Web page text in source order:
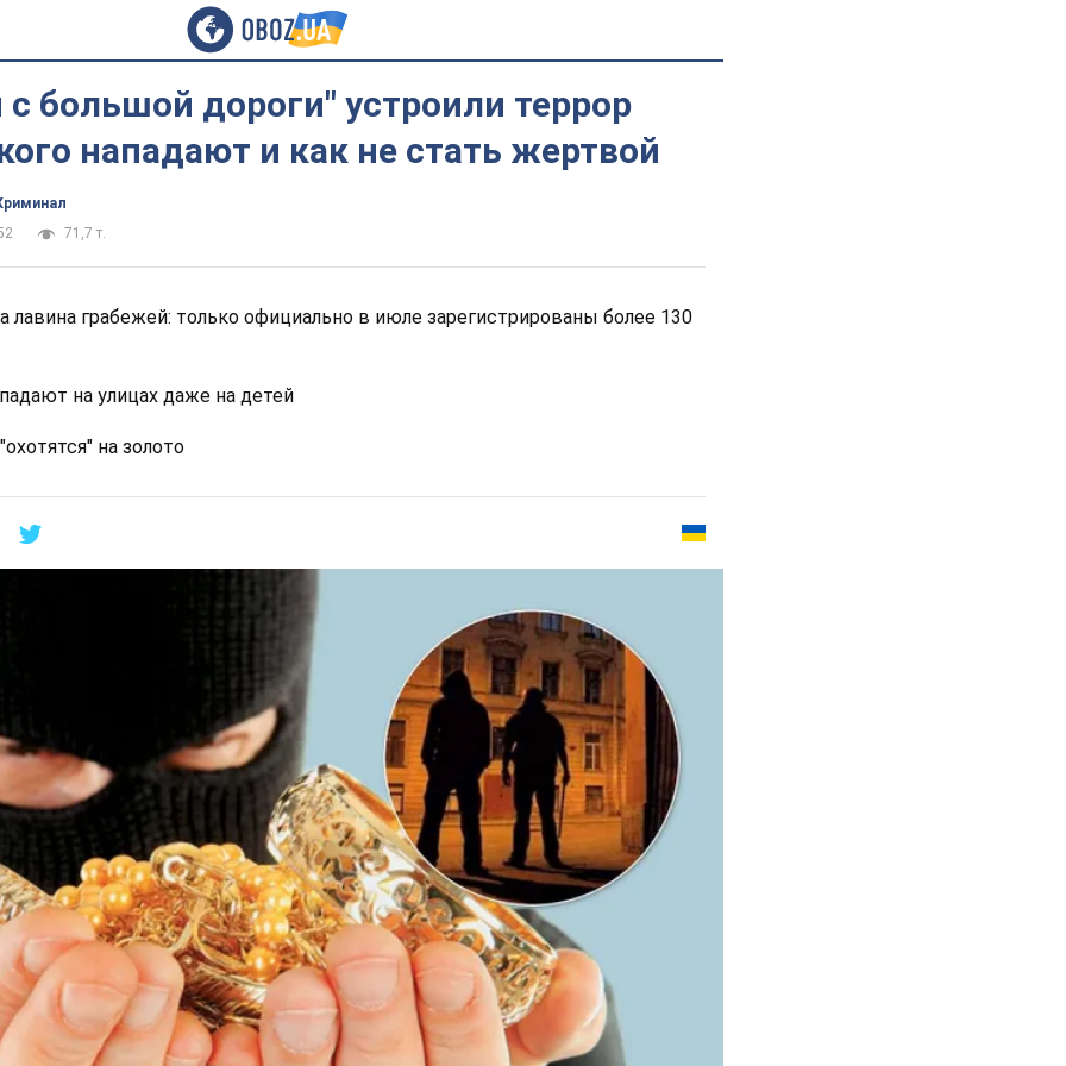
с большой дороги" устроили террор
нападают и как не стать жертвой
71,7 т.
лавина грабежей: только официально в июле зарегистрированы более 130
на улицах даже на детей
на золото